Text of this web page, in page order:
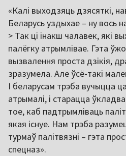
«Калі выходзяць дзясяткі,
Беларусь уздыхае – ну вось
> Так ці інакш чалавек, які
палёгку атрымлівае. Гэта
вызвалення проста дзікія,
зразумела. Але ўсё-такі
І беларусам трэба вучыцца
атрымалі, і старацца
тое, каб падтрымліваць
якая існуе. Нам трэба
турмаў палітвязні – гэта
спецназ».